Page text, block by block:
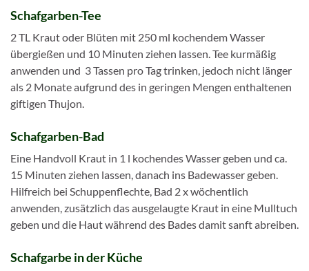
Schafgarben-Tee
2 TL Kraut oder Blüten mit 250 ml kochendem Wasser
übergießen und 10 Minuten ziehen lassen. Tee kurmäßig
anwenden und 3 Tassen pro Tag trinken, jedoch nicht länger
als 2 Monate aufgrund des in geringen Mengen enthaltenen
giftigen Thujon.
Schafgarben-Bad
Eine Handvoll Kraut in 1 l kochendes Wasser geben und ca.
15 Minuten ziehen lassen, danach ins Badewasser geben.
Hilfreich bei Schuppenflechte, Bad 2 x wöchentlich
anwenden, zusätzlich das ausgelaugte Kraut in eine Mulltuch
geben und die Haut während des Bades damit sanft abreiben.
Schafgarbe inderKüche